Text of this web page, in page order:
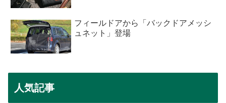
フィールドアから「バックドアメッシ
ュネット」登場
人気記事